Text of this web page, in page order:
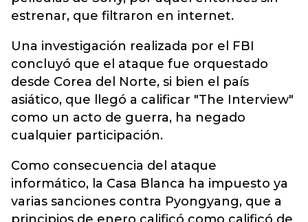
estrenar, que filtraron en internet.
Una investigación realizada por el FBI
concluyó que el ataque fue orquestado
desde Corea del Norte, si bien el país
asiático, que llegó a calificar "The Interview"
como un acto de guerra, ha negado
cualquier participación.
Como consecuencia del ataque
informático, la Casa Blanca ha impuesto ya
varias sanciones contra Pyongyang, que a